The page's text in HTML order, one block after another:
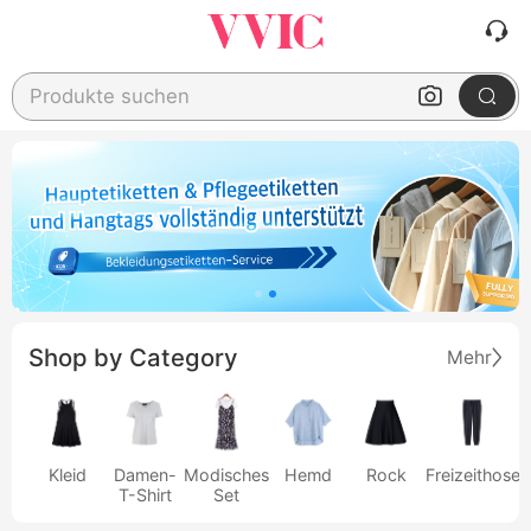
Produkte suchen
Shop by Category Mehr
Kleid
Damen-
T-Shirt
Modisches
Set
Hemd Rock Freizeithose